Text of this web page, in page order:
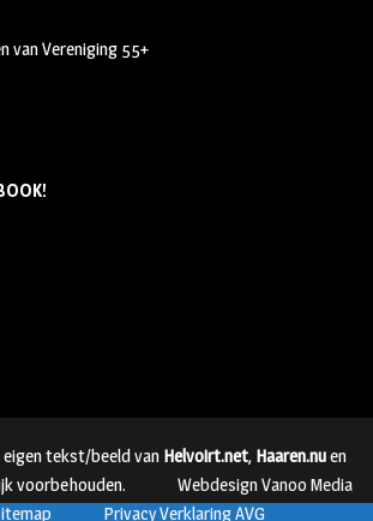
van Vereniging 55+
tekst/beeld van Helvoirt.net, Haaren.nuen
voorbehouden.
Webdesign Vanoo Media
Privacy Verklaring AVG